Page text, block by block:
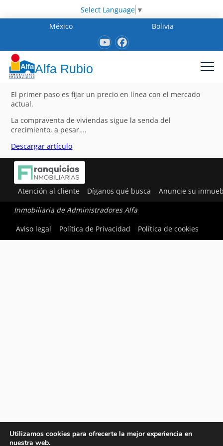
Select Language ▼
México
Bolivia
Alfa Rubio
El primer paso es fijar un precio en línea con el mercado
actual.
La compraventa de viviendas sigue la senda del
crecimiento, a pesar….
Descargar artículo
Atención al cliente Díganos qué busca Anuncie su
Inmobiliaria de Administradores Alfa
Aviso legal
Política de Privacidad Política de cookies
Utilizamos cookies para ofrecerte la mejor experiencia en
nuestra web.